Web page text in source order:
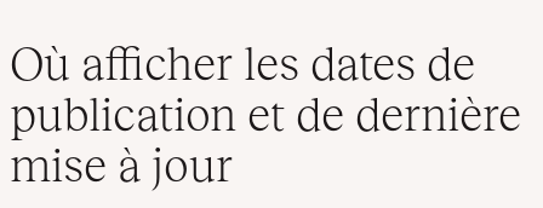
Où afficher les dates de
publication et de dernière
mise à jour